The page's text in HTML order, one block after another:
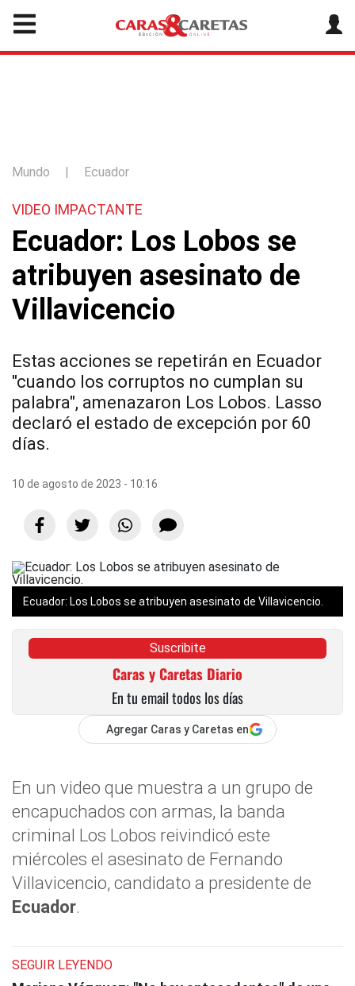
Mundo | Ecuador
VIDEO IMPACTANTE
Ecuador: Los Lobos se
atribuyen asesinato de
Villavicencio
Estas acciones se repetirán en Ecuador
"cuando los corruptos no cumplan su
palabra", amenazaron Los Lobos. Lasso
declaró el estado de excepción por 60
días.
10 de agosto de 2023 - 10:16
Ecuador: Los Lobos se atribuyen asesinato de Villavicencio.
Suscribite
Caras y Caretas Diario
En tu email todos los días
Agregar Caras y Caretas en
En un video que muestra a un grupo de
encapuchados con armas, la banda
criminal Los Lobos reivindicó este
miércoles el asesinato de Fernando
Villavicencio, candidato a presidente de
Ecuador.
SEGUIR LEYENDO